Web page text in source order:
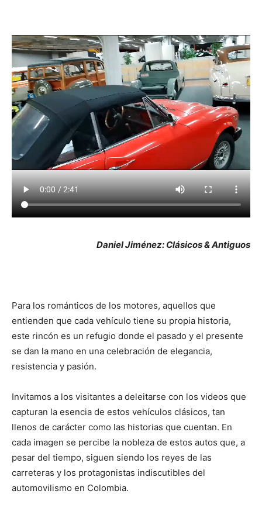
Daniel Jiménez: Clásicos & Antiguos
Para los románticos de los motores, aquellos que
entienden que cada vehículo tiene su propia historia,
este rincón es un refugio donde el pasado y el presente
se dan la mano en una celebración de elegancia,
resistencia y pasión.
Invitamos a los visitantes a deleitarse con los videos que
capturan la esencia de estos vehículos clásicos, tan
llenos de carácter como las historias que cuentan. En
cada imagen se percibe la nobleza de estos autos que, a
pesar del tiempo, siguen siendo los reyes de las
carreteras y los protagonistas indiscutibles del
automovilismo en Colombia.